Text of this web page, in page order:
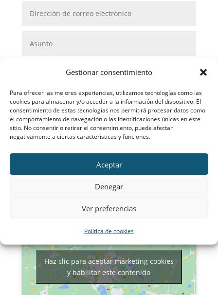
Gestionar consentimiento
Para ofrecer las mejores experiencias, utilizamos tecnologías como las
cookies para almacenar y/o acceder a la información del dispositivo. El
consentimiento de estas tecnologías nos permitirá procesar datos como
el comportamiento de navegación o las identificaciones únicas en este
sitio. No consentir o retirar el consentimiento, puede afectar
negativamente a ciertas características y funciones.
Aceptar
Denegar
Ver preferencias
Política de cookies
Nuestra ubicación:
Haz clic para aceptar márketing cookies
y habilitar este contenido